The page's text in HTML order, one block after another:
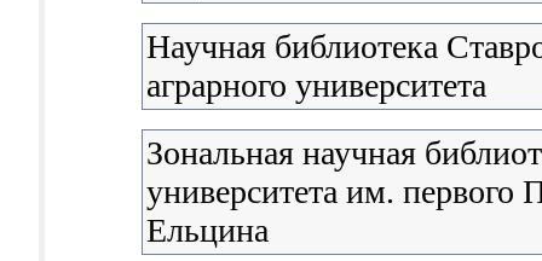
Научная библиотека
аграрного университета
Зональная научная
университета им. первого
Ельцина